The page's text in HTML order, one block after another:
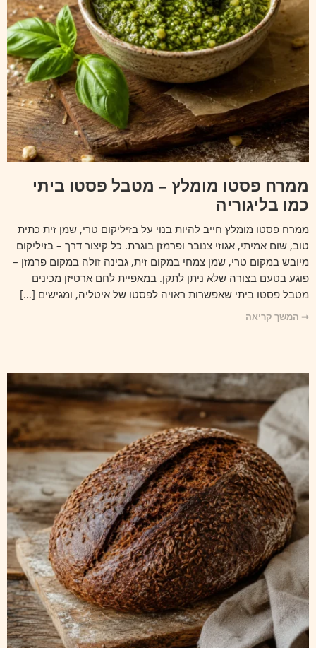
ממרח פסטו מומלץ – מטבל פסטו ביתי
כמו בליגוריה
ממרח פסטו מומלץ חייב להיות בנוי על בזיליקום טרי, שמן זית כתית
טוב, שום אמיתי, אגוזי צנובר ופרמזן בוגרת. כל קיצור דרך – בזיליקום
מיובש במקום טרי, שמן צמחי במקום זית, גבינה זולה במקום פרמזן –
פוגע בטעם בצורה שלא ניתן לתקן. במאפיית לחם ארטיזן מכינים
מטבל פסטו ביתי שאפשרות ראויה לפסטו של איטליה, ומגישים […]
➞ המשך קריאה